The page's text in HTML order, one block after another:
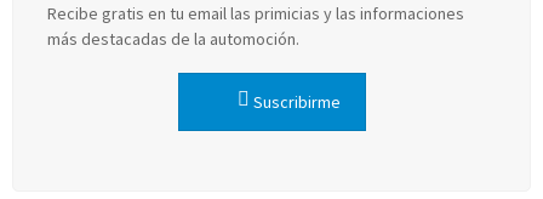
Recibe gratis en tu email las primicias y las informaciones
más destacadas de la automoción.
Suscribirme